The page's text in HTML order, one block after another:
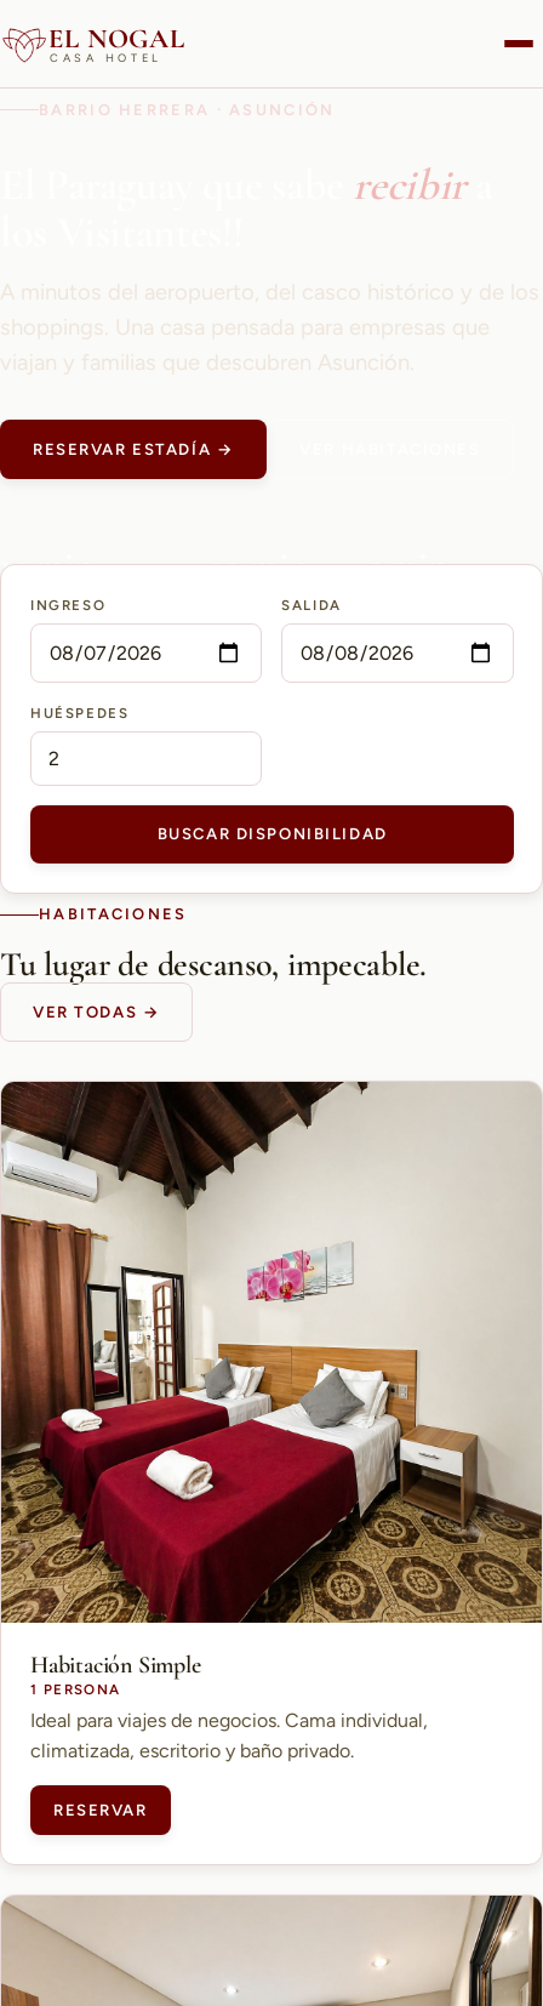
EL NOGAL
CASA HOTEL
BARRIO HERRERA · ASUNCIÓN
recibira
A minutos del aeropuerto, del casco histórico y de los
shoppings. Una casa pensada para empresas que
viajan y familias que descubren Asunción.
RESERVAR ESTADÍA →
15 min
AEROPUERTO PETTIROSSI
10 min
CASCO HISTÓRICO
5 min
INGRESO SALIDA
HUÉSPEDES
BUSCAR DISPONIBILIDAD
HABITACIONES
Tu lugar de descanso, impecable.
VER TODAS →
Habitación Simple
1 PERSONA
Ideal para viajes de negocios. Cama individual,
climatizada, escritorio y baño privado.
RESERVAR